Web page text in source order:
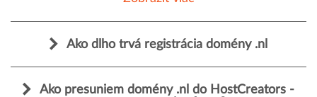
Ako dlho trvá registrácia domény .nl
Ako presuniem domény .nl do HostCreators -